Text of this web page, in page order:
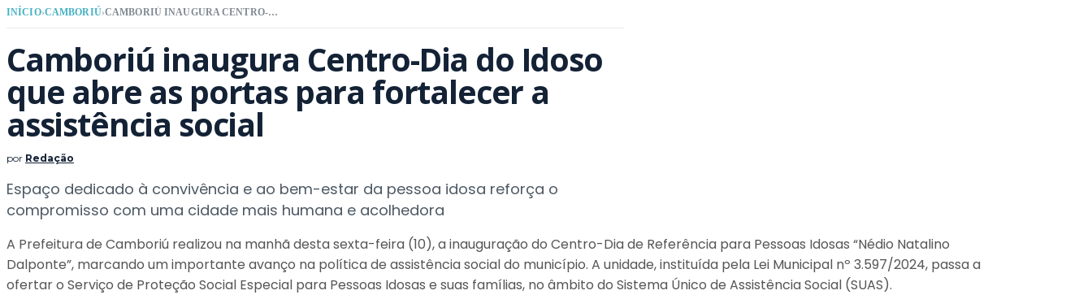
INÍCIO›CAMBORIÚ› CAMBORIÚ INAUGURA CENTRO-DIA DO IDOSO QUE ABRE AS PORTAS PARA FORTALECER A ASSISTÊNCIA SOCIAL
Camboriú inaugura Centro-Dia do Idoso
que abre as portas para fortalecer a
assistência social
por Redação
Espaço dedicado à convivência e ao bem-estar da pessoa idosa reforça o
compromisso com uma cidade mais humana e acolhedora
A Prefeitura de Camboriú realizou na manhã desta sexta-feira (10), a inauguração do Centro-Dia de Referência para Pessoas Idosas “Nédio Natalino
Dalponte”, marcando um importante avanço na política de assistência social do município. A unidade, instituída pela Lei Municipal nº 3.597/2024, passa a
ofertar o Serviço de Proteção Social Especial para Pessoas Idosas e suas famílias, no âmbito do Sistema Único de Assistência Social (SUAS).